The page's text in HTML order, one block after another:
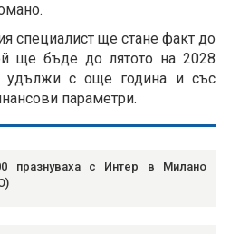
специалист ще стане факт до
ще бъде до лятото на 2028
удължи с още година и със
параметри.
празнуваха с Интер в Милано